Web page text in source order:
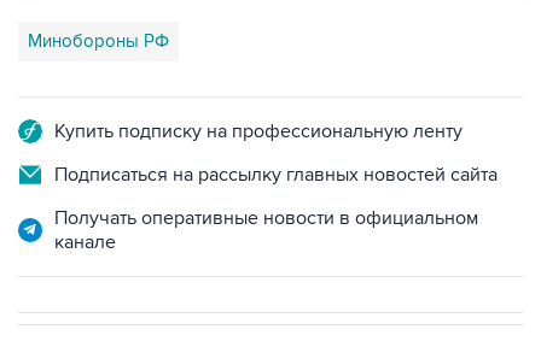
Минобороны РФ
Купить подписку на профессиональную ленту
Подписаться на рассылку главных новостей сайта
Получать оперативные новости в официальном
канале